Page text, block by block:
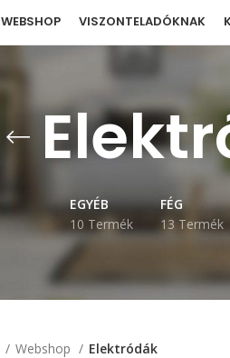
WEBSHOP VISZONTELADÓKNAK
EGYÉB
10 Termék
FÉG
13 Termék
Webshop Elektródák